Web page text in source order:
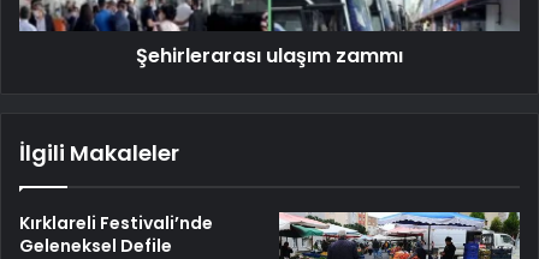
Şehirlerarası ulaşım zammı
İlgili Makaleler
Kırklareli Festivali’nde
Geleneksel Defile